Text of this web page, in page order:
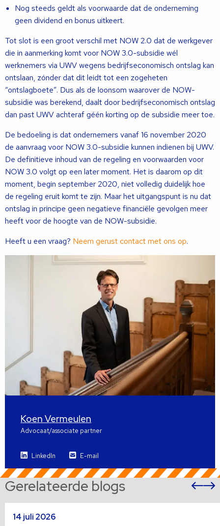
Nog steeds geldt als voorwaarde dat de onderneming
geen dividend en bonus uitkeert.
Tot slot is een groot verschil met NOW 2.0 dat de werkgever
die in aanmerking komt voor NOW 3.0-subsidie wél
werknemers via UWV wegens bedrijfseconomisch ontslag kan
ontslaan, zónder dat dit leidt tot een zogeheten
“ontslagboete”. Dus als de loonsom waarover de NOW-
subsidie was berekend, daalt door bedrijfseconomisch ontslag
dan past UWV achteraf géén korting op de subsidie meer toe.
De bedoeling is dat ondernemers vanaf 16 november 2020
de aanvraag voor NOW 3.0-subsidie kunnen indienen bij UWV.
De definitieve inhoud van de regeling en voorwaarden voor
NOW 3.0 volgt op een later moment. Het is daarom op dit
moment, begin september 2020, niet volledig duidelijk hoe
de regeling eruit komt te zijn. Maar het uitgangspunt is nu dat
ontslag in principe geen negatieve financiële gevolgen meer
heeft voor de hoogte van de NOW-subsidie.
Heeft u een vraag? Neem gerust contact met ons op.
Koen Vermeulen
Advocaat/associate partner
LinkedIn E-mail
Gerelateerde blogs
14 juli 2026
meer